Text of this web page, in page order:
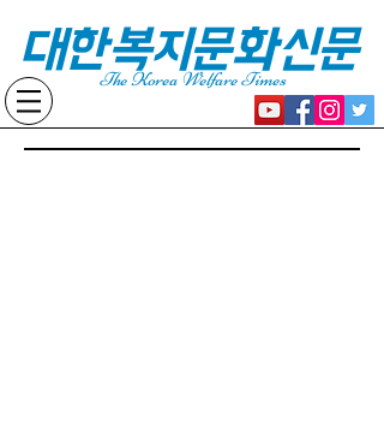
대한복지문화신문
The Korea Welfare Times